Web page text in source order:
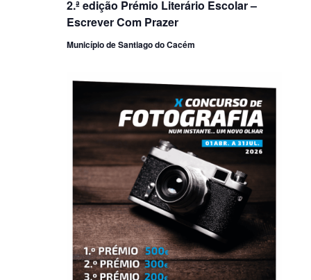
2.ª edição Prémio Literário Escolar –
Escrever Com Prazer
Município de Santiago do Cacém